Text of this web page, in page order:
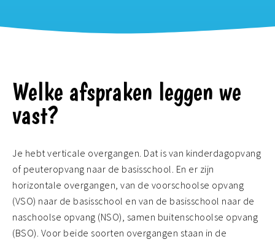
Welke afspraken leggen we
vast?
Je hebt verticale overgangen. Dat is van kinderdagopvang
of peuteropvang naar de basisschool. En er zijn
horizontale overgangen, van de voorschoolse opvang
(VSO) naar de basisschool en van de basisschool naar de
naschoolse opvang (NSO), samen buitenschoolse opvang
(BSO). Voor beide soorten overgangen staan in de